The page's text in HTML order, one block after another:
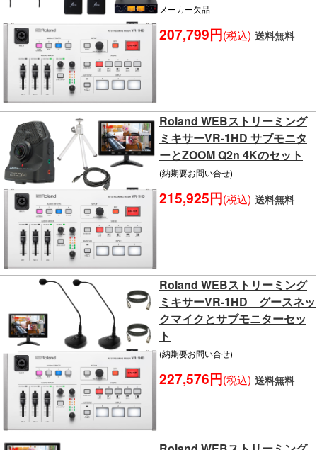
メーカー欠品
207,799円(税込) 送料無料
Roland WEBストリーミング
ミキサーVR-1HD サブモニタ
ーとZOOM Q2n 4Kのセット
(納期要お問い合せ)
215,925円(税込) 送料無料
Roland WEBストリーミング
ミキサーVR-1HD グースネッ
クマイクとサブモニターセッ
ト
(納期要お問い合せ)
227,576円(税込) 送料無料